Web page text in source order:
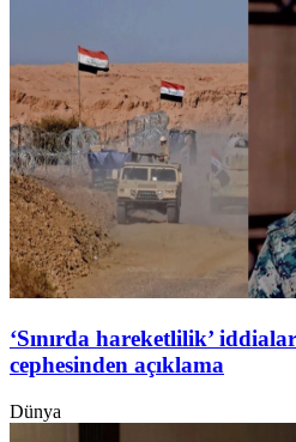
‘Sınırda hareketlilik’
cephesinden açıklama
Dünya